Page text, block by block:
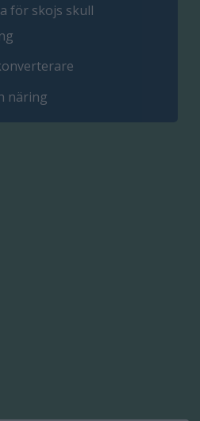
för skojs skull
näring